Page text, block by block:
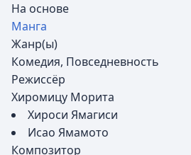
На основе
Манга
Жанр(ы)
Комедия, Повседневность
Режиссёр
Хиромицу Морита
Хироси Ямагиси
Исао Ямамото
Композитор